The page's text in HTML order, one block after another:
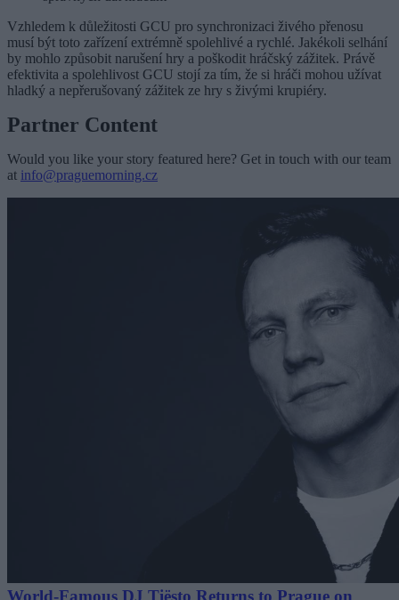
Vzhledem k důležitosti GCU pro synchronizaci živého přenosu
musí být toto zařízení extrémně spolehlivé a rychlé. Jakékoli selhání
by mohlo způsobit narušení hry a poškodit hráčský zážitek. Právě
efektivita a spolehlivost GCU stojí za tím, že si hráči mohou užívat
hladký a nepřerušovaný zážitek ze hry s živými krupiéry.
Partner Content
Would you like your story featured here? Get in touch with our team
at info@praguemorning.cz
World-Famous DJ Tiësto Returns to Prague on